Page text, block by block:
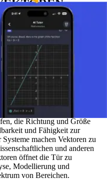
da sie eine genaue
verschiedener Mengen
Vektoren können wir die
wirkenden Kräfte und andere
und verstehen.
das es Schülern
und
die Richtung und Größe
und Fähigkeit zur
machen Vektoren zu
und anderen
öffnet die Tür zu
Modellierung und
von Bereichen.